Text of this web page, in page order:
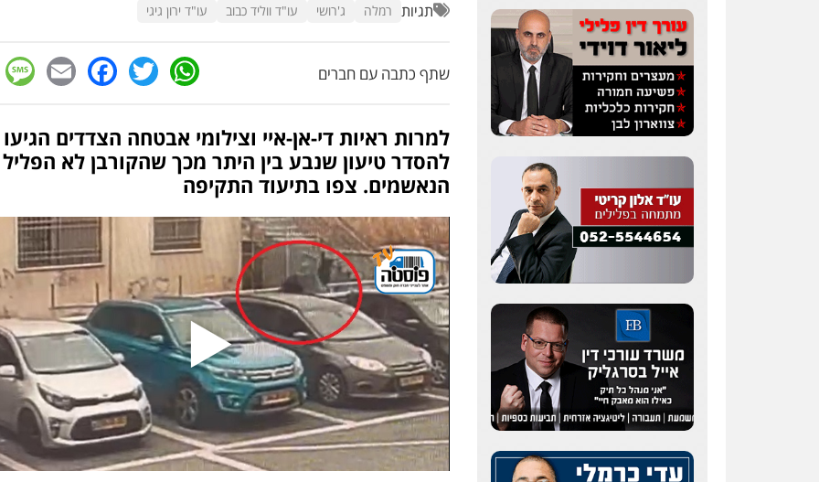
תגיות רמלה ג'רושי עו"ד ווליד כבוב עו"ד ירון גיגי
שתף כתבה עם חברים WhatsApp
Twitter
למרות ראיות די-אן-איי וצילומי אבטחה הצדדים הגיעו
להסדר טיעון שנבע בין היתר מכך שהקורבן לא
הנאשמים. צפו בתיעוד התקיפה